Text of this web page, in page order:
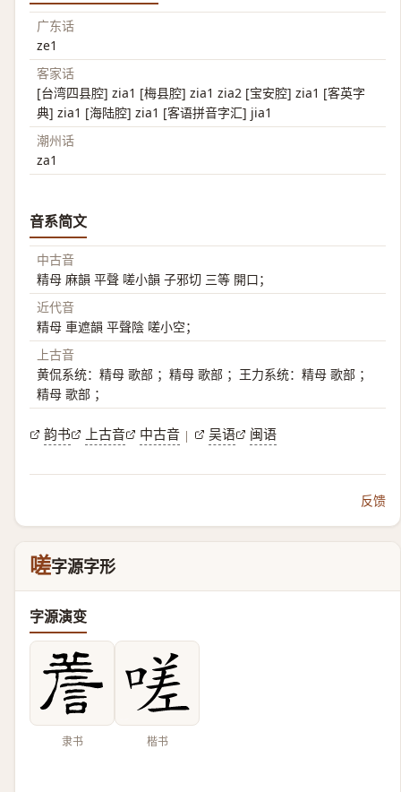
广东话
ze1
客家话
[台湾四县腔] zia1 [梅县腔] zia1 zia2 [宝安腔] zia1 [客英字
典] zia1 [海陆腔] zia1 [客语拼音字汇] jia1
潮州话
za1
音系简文
中古音
精母 麻韻 平聲 嗟小韻 子邪切 三等 開口；
近代音
精母 車遮韻 平聲陰 嗟小空；
上古音
黄侃系统：精母 歌部 ；精母 歌部 ；王力系统：精母 歌部 ；
精母 歌部 ；
韵书 上古音 中古音 | 吴语 闽语
反馈
嗟字源字形
字源演变
隶书 楷书